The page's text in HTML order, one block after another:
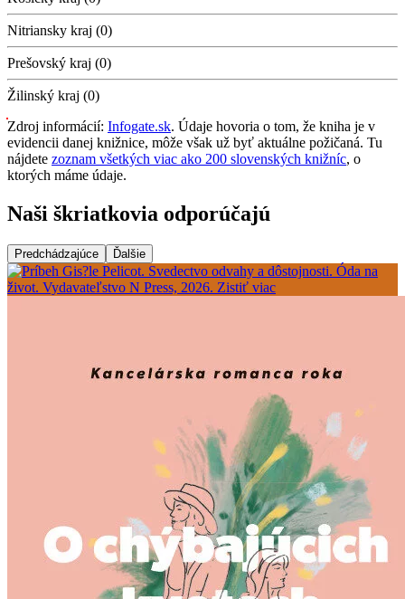
Nitriansky kraj (0)
Prešovský kraj (0)
Žilinský kraj (0)
Zdroj informácií: Infogate.sk. Údaje hovoria o tom, že kniha je v
evidencii danej knižnice, môže však už byť aktuálne požičaná. Tu
nájdete zoznam všetkých viac ako 200 slovenských knižníc, o
ktorých máme údaje.
Naši škriatkovia odporúčajú
Predchádzajúce Ďalšie